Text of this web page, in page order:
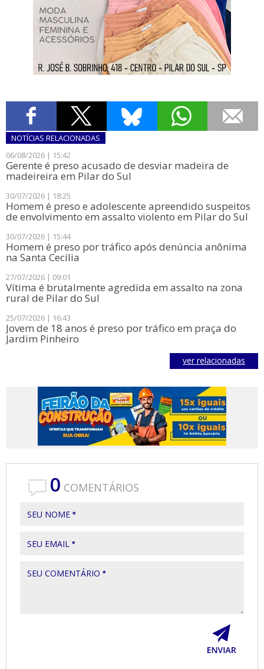
NOTÍCIAS RELACIONADAS
06/08/2026 | 15:42
​Gerente é preso acusado de desviar madeira de
madeireira em Pilar do Sul
30/07/2026 | 18:25
Homem é preso e adolescente apreendido suspeitos
de envolvimento em assalto violento em Pilar do Sul
30/07/2026 | 15:44
​Homem é preso por tráfico após denúncia anônima
na Santa Cecília
27/07/2026 | 09:01
Vítima é brutalmente agredida em assalto na zona
rural de Pilar do Sul
25/07/2026 | 16:43
Jovem de 18 anos é preso por tráfico em praça do
Jardim Pinheiro
ver relacionadas
0 COMENTÁRIOS
SEU NOME *
SEU EMAIL *
SEU COMENTÁRIO *